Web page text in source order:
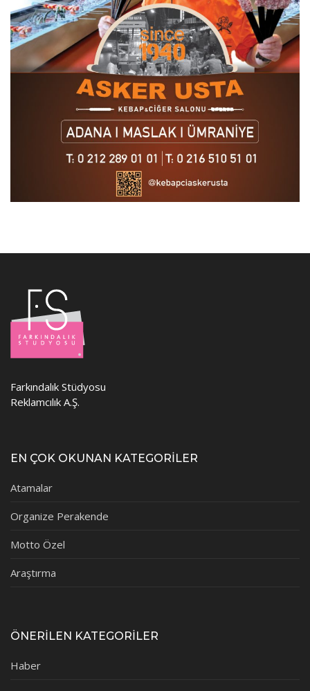
Farkındalık Stüdyosu
Reklamcılık A.Ş.
EN ÇOK OKUNAN KATEGORİLER
Atamalar
Organize Perakende
Motto Özel
Araştırma
ÖNERİLEN KATEGORİLER
Haber